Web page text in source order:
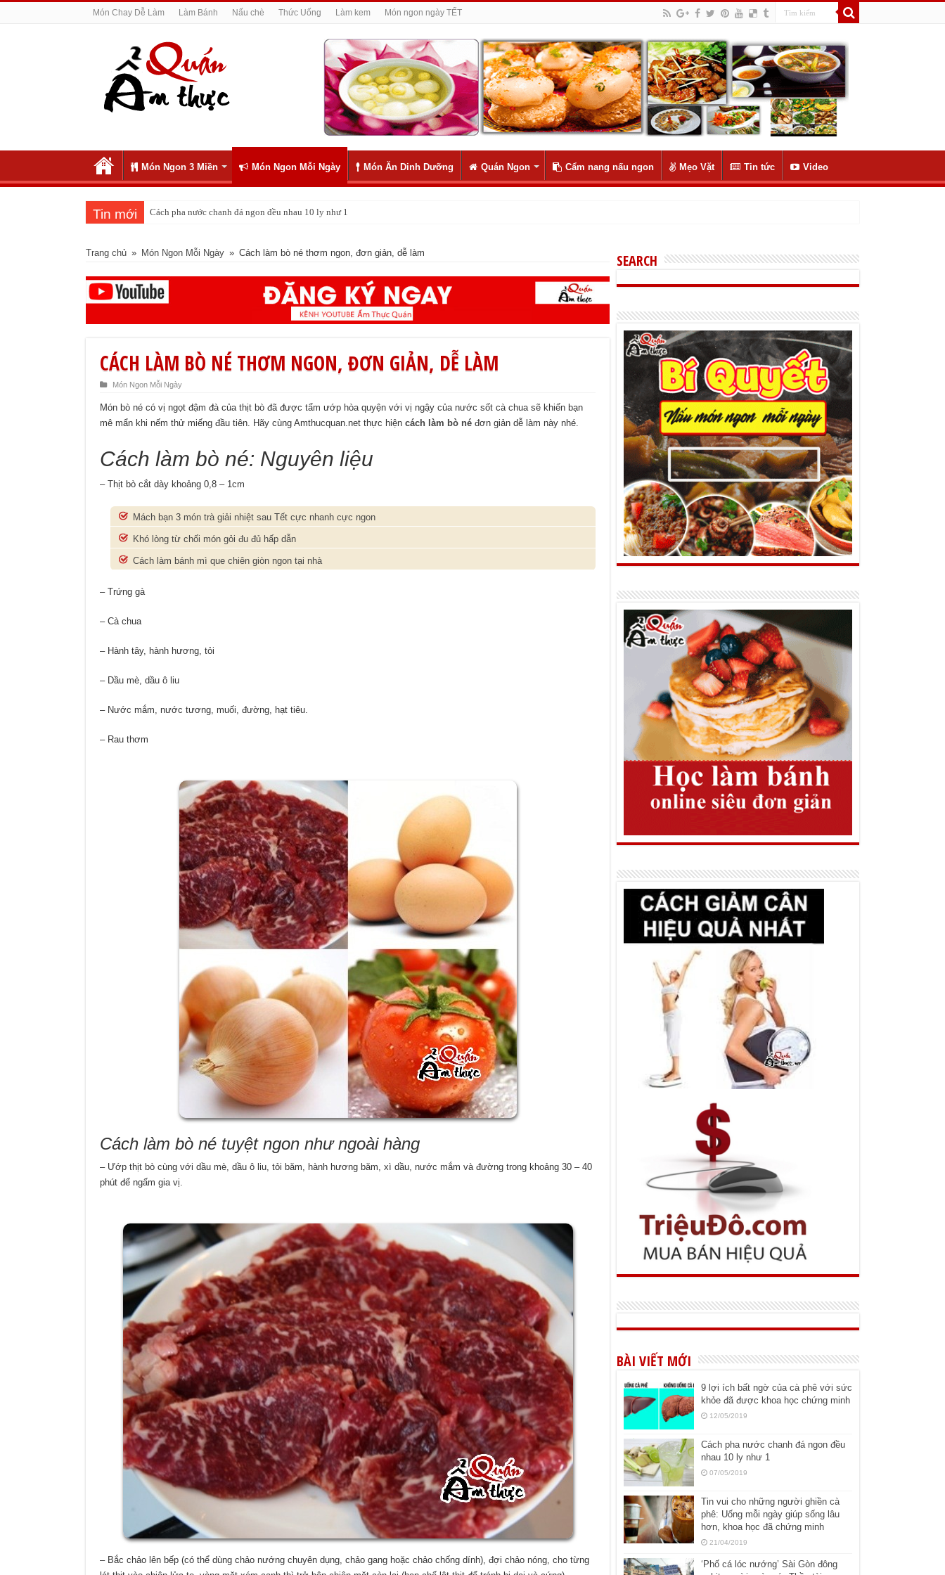
Món Chay Dễ Làm Làm Bánh Nấu chè Thức Uống Làm kem Món ngon ngày TẾT
Món Ngon 3 Miền Món Ngon Mỗi Ngày Món Ăn Dinh Dưỡng Quán Ngon Cẩm nang nấu ngon Mẹo Vặt Tin tức Video
Tin mới Cách pha nước chanh đá ngon đều nhau 10 ly như 1
Trang chủ » Món Ngon Mỗi Ngày » Cách làm bò né thơm ngon, đơn giản, dễ làm
CÁCH LÀM BÒ NÉ THƠM NGON, ĐƠN GIẢN, DỄ LÀM
Món Ngon Mỗi Ngày
Món bò né có vị ngọt đậm đà của thịt bò đã được tẩm ướp hòa quyện với vị ngậy của nước sốt cà chua sẽ khiến bạn
mê mẩn khi nếm thử miếng đầu tiên. Hãy cùng Amthucquan.net thực hiện cách làm bò né đơn giản dễ làm này nhé.
Cách làm bò né: Nguyên liệu
– Thịt bò cắt dày khoảng 0,8 – 1cm
Mách bạn 3 món trà giải nhiệt sau Tết cực nhanh cực ngon
Khó lòng từ chối món gỏi đu đủ hấp dẫn
Cách làm bánh mì que chiên giòn ngon tại nhà
– Trứng gà
– Cà chua
– Hành tây, hành hương, tỏi
– Dầu mè, dầu ô liu
– Nước mắm, nước tương, muối, đường, hạt tiêu.
– Rau thơm
Cách làm bò né tuyệt ngon như ngoài hàng
– Ướp thịt bò cùng với dầu mè, dầu ô liu, tỏi băm, hành hương băm, xì dầu, nước mắm và đường trong khoảng 30 – 40
phút để ngấm gia vị.
– Bắc chảo lên bếp (có thể dùng chảo nướng chuyên dụng, chảo gang hoặc chảo chống dính), đợi chảo nóng, cho từng
SEARCH
BÀI VIẾT MỚI
9 lợi ích bất ngờ của cà phê với sức
khỏe đã được khoa học chứng minh
12/05/2019
Cách pha nước chanh đá ngon đều
nhau 10 ly như 1
07/05/2019
Tin vui cho những người ghiền cà
phê: Uống mỗi ngày giúp sống lâu
hơn, khoa học đã chứng minh
21/04/2019
‘Phố cá lóc nướng’ Sài Gòn đông